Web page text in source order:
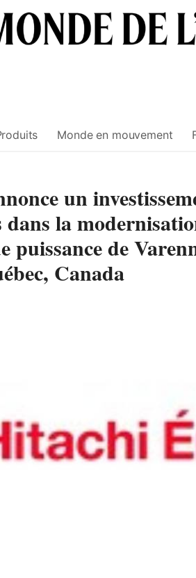
Monde en mouvement
un
la
puissance de
Canada